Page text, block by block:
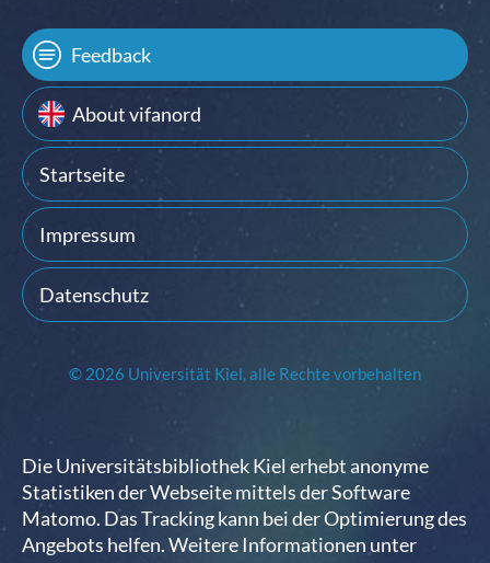
Feedback
About vifanord
Startseite
Impressum
Datenschutz
© 2026 Universität Kiel, alle Rechte vorbehalten
Die Universitätsbibliothek Kiel erhebt anonyme
Statistiken der Webseite mittels der Software
Matomo. Das Tracking kann bei der Optimierung des
Angebots helfen. Weitere Informationen unter